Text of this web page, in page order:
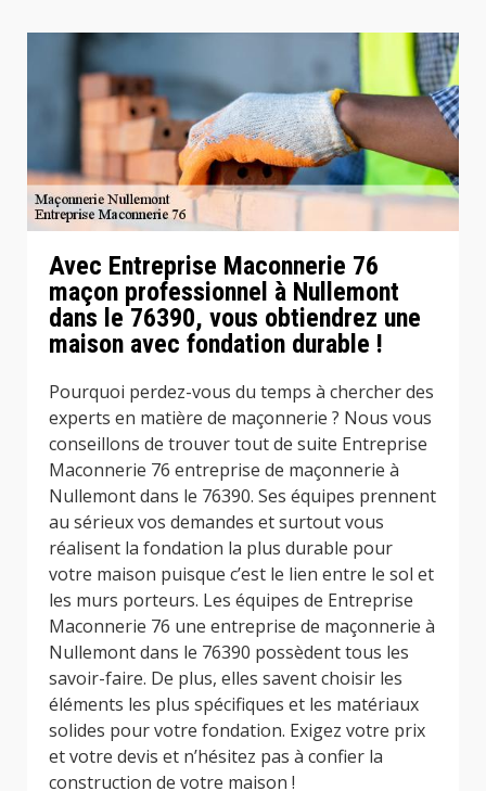
Avec Entreprise Maconnerie 76
maçon professionnel à Nullemont
dans le 76390, vous obtiendrez une
maison avec fondation durable !
Pourquoi perdez-vous du temps à chercher des
experts en matière de maçonnerie ? Nous vous
conseillons de trouver tout de suite Entreprise
Maconnerie 76 entreprise de maçonnerie à
Nullemont dans le 76390. Ses équipes prennent
au sérieux vos demandes et surtout vous
réalisent la fondation la plus durable pour
votre maison puisque c’est le lien entre le sol et
les murs porteurs. Les équipes de Entreprise
Maconnerie 76 une entreprise de maçonnerie à
Nullemont dans le 76390 possèdent tous les
savoir-faire. De plus, elles savent choisir les
éléments les plus spécifiques et les matériaux
solides pour votre fondation. Exigez votre prix
et votre devis et n’hésitez pas à confier la
construction de votre maison !